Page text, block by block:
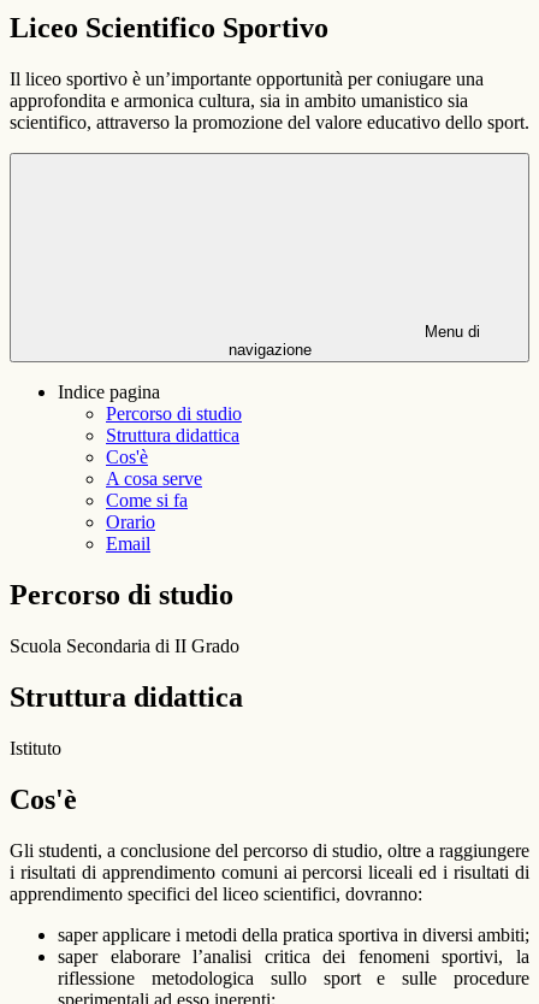
Liceo Scientifico Sportivo
Il liceo sportivo è un’importante opportunità per coniugare una
approfondita e armonica cultura, sia in ambito umanistico sia
scientifico, attraverso la promozione del valore educativo dello sport.
Menu di
navigazione
Indice pagina
Percorso di studio
Struttura didattica
Cos'è
A cosa serve
Come si fa
Orario
Email
Percorso di studio
Scuola Secondaria di II Grado
Struttura didattica
Istituto
Cos'è
Gli studenti, a conclusione del percorso di studio, oltre a raggiungere
i risultati di apprendimento comuni ai percorsi liceali ed i risultati di
apprendimento specifici del liceo scientifici, dovranno:
saper applicare i metodi della pratica sportiva in diversi ambiti;
saper elaborare l’analisi critica dei fenomeni sportivi, la
riflessione metodologica sullo sport e sulle procedure
sperimentali ad esso inerenti;